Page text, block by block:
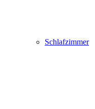
Schlafzimmer